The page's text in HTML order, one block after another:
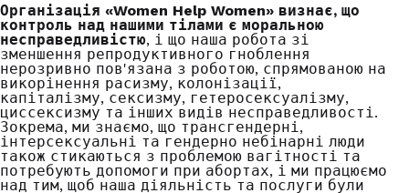
Організація «Women Help Women» визнає, що
контроль над нашими тілами є моральною
несправедливістю, і що наша робота зі
зменшення репродуктивного гноблення
нерозривно пов'язана з роботою, спрямованою на
викорінення расизму, колонізації,
капіталізму, сексизму, гетеросексуалізму,
циссексизму та інших видів несправедливості.
Зокрема, ми знаємо, що трансгендерні,
інтерсексуальні та гендерно небінарні люди
також стикаються з проблемою вагітності та
потребують допомоги при абортах, і ми працюємо
над тим, щоб наша діяльність та послуги були